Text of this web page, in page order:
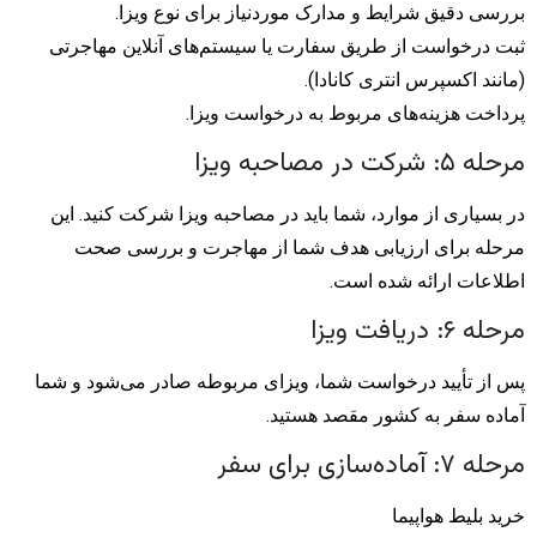
بررسی دقیق شرایط و مدارک موردنیاز برای نوع ویزا.
ثبت درخواست از طریق سفارت یا سیستم‌های آنلاین مهاجرتی
(مانند اکسپرس انتری کانادا).
پرداخت هزینه‌های مربوط به درخواست ویزا.
مرحله ۵: شرکت در مصاحبه ویزا
در بسیاری از موارد، شما باید در مصاحبه ویزا شرکت کنید. این
مرحله برای ارزیابی هدف شما از مهاجرت و بررسی صحت
اطلاعات ارائه شده است.
مرحله ۶: دریافت ویزا
پس از تأیید درخواست شما، ویزای مربوطه صادر می‌شود و شما
آماده سفر به کشور مقصد هستید.
مرحله ۷: آماده‌سازی برای سفر
خرید بلیط هواپیما